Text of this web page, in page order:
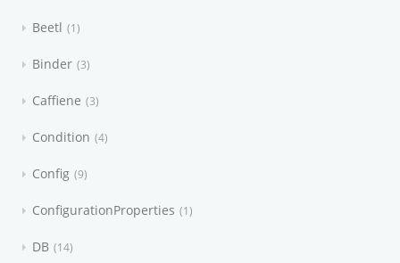
Beetl 1
Binder 3
Caffiene 3
Condition 4
Config 9
ConfigurationProperties 1
DB 14